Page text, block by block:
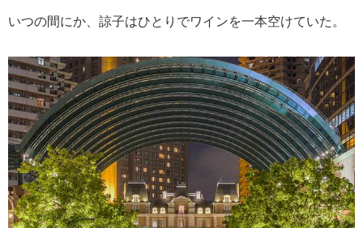
いつの間にか、諒子はひとりでワインを一本空けていた。